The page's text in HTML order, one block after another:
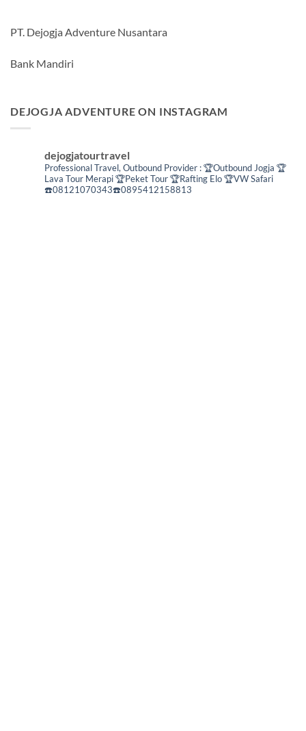
PT. Dejogja Adventure Nusantara
Bank Mandiri
DEJOGJA ADVENTURE ON INSTAGRAM
dejogjatourtravel
Professional Travel, Outbound Provider :🏆Outbound Jogja 🏆
Lava Tour Merapi🏆Peket Tour🏆Rafting Elo🏆VW Safari
☎️08121070343☎️0895412158813